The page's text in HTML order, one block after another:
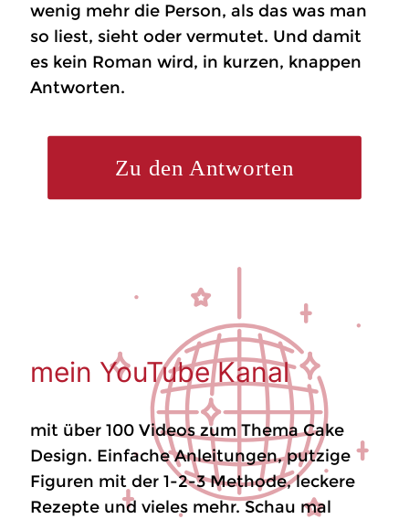
wenig mehr die Person, als das was man
so liest, sieht oder vermutet. Und damit
es kein Roman wird, in kurzen, knappen
Antworten.
Zu den Antworten
mein YouTube Kanal
mit über 100 Videos zum Thema Cake
Design. Einfache Anleitungen, putzige
Figuren mit der 1-2-3 Methode, leckere
Rezepte und vieles mehr. Schau mal